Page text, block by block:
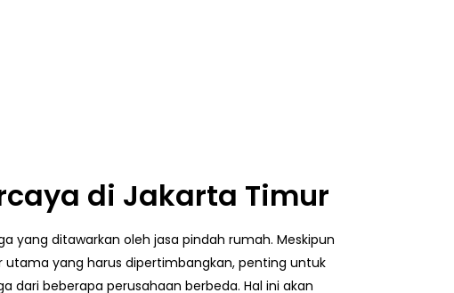
di Jakarta Timur
yang ditawarkan oleh jasa pindah rumah. Meskipun
utama yang harus dipertimbangkan, penting untuk
dari beberapa perusahaan berbeda. Hal ini akan